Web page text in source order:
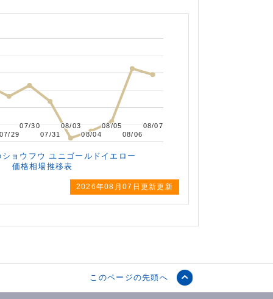
2026年08月07日更新更新
07/29
07/29
07/30
07/30
07/31
07/31
08/03
08/03
08/04
08/04
08/05
08/05
08/06
08/06
08/07
08/07
ショウフウ ユニゴールドイエロー
価格相場推移表
このページの先頭へ